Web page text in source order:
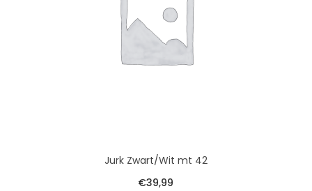
Jurk Zwart/Wit mt 42
€39,99